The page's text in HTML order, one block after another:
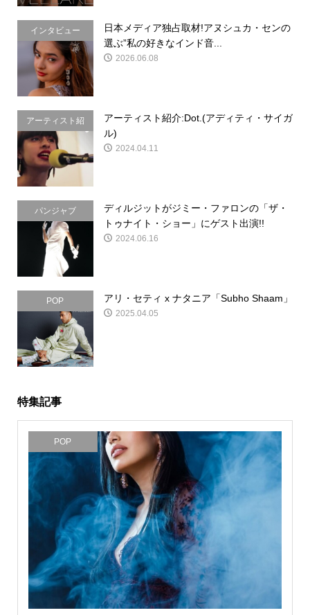
インタビュー
日本メディア独占取材!アヌシュカ・センの
選ぶ”私の好きなインド音...
2026.06.08
アーティスト紹
介
アーティスト紹介:Dot.(アディティ・サイガ
ル)
2024.04.11
パンジャブ
ディルジットがジミー・ファロンの「ザ・
トゥナイト・ショー」にゲスト出演!!
2024.06.16
POP アリ・セティ x ナタニア「Subho Shaam」
2025.04.05
特集記事
POP